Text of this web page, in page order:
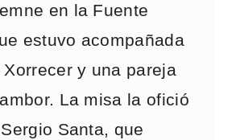
en la Fuente
estuvo acompañada
y una pareja
La misa la ofició
Santa, que